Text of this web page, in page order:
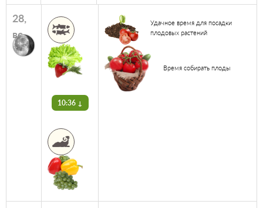
28,
вс
10:36 ↓
Удачное время для посадки
плодовых растений
Время собирать плоды